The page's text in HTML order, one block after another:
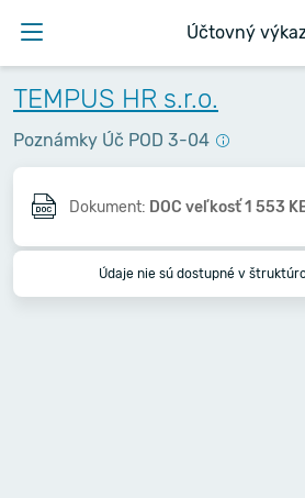
Účtovný
TEMPUS HR s.r.o.
Poznámky Úč POD 3-04
Dokument: DOC veľkosť 1 553
Údaje nie sú dostupné v